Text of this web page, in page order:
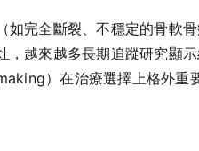
如完全斷裂、不穩定的骨
，越來越多長期追蹤研究顯
）在治療選擇上格外重